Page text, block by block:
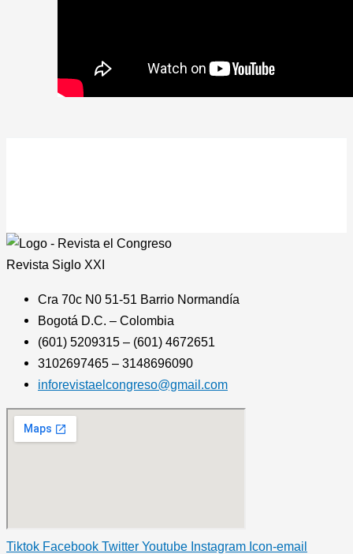
Revista Siglo XXI
Cra 70c N0 51-51 Barrio Normandía
Bogotá D.C. – Colombia
(601) 5209315 – (601) 4672651
3102697465 – 3148696090
inforevistaelcongreso@gmail.com
Tiktok Facebook Twitter Youtube Instagram Icon-email